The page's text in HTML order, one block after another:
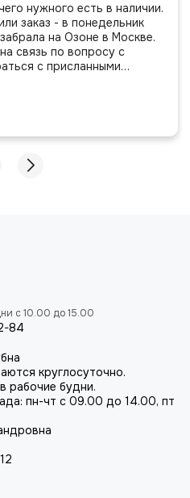
нужного есть в наличии.
заказ - в понедельник
на Озоне в Москве.
связь по вопросу с
с присланными
приятно. Спасибо
84
круглосуточно.
рабочие будни.
пн-чт с 09.00 до 14.00, пт